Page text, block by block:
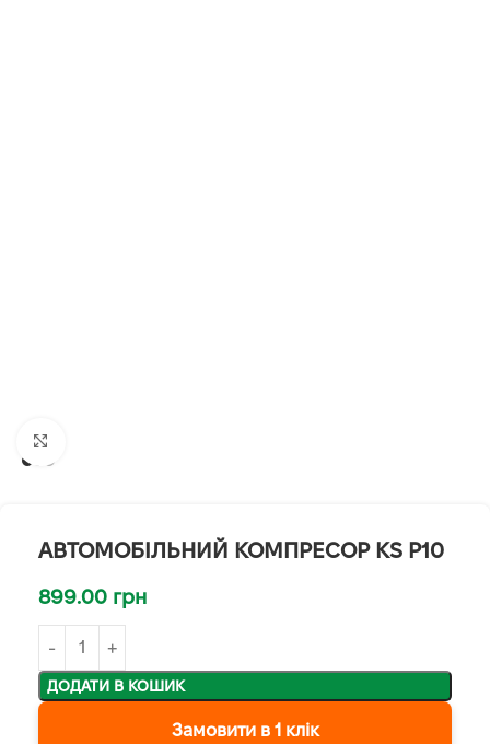
АВТОМОБІЛЬНИЙ КОМПРЕСОР KS P10
899.00 грн
ДОДАТИ В КОШИК
Замовити в 1 клік